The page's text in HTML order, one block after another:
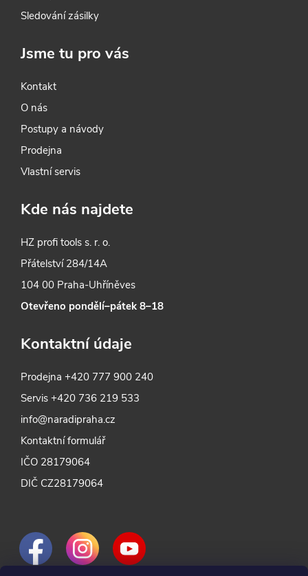
Sledování zásilky
Jsme tu pro vás
Kontakt
O nás
Postupy a návody
Prodejna
Vlastní servis
Kde nás najdete
HZ profi tools s. r. o.
Přátelství 284/14A
104 00 Praha-Uhříněves
Otevřeno pondělí–pátek 8–18
Kontaktní údaje
Prodejna+420 777 900 240
Servis+420 736 219 533
info@naradipraha.cz
Kontaktní formulář
IČO 28179064
DIČ CZ28179064